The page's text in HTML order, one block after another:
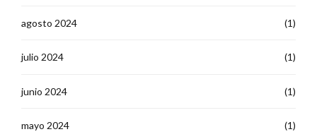
agosto 2024 (1)
julio 2024 (1)
junio 2024 (1)
mayo 2024 (1)